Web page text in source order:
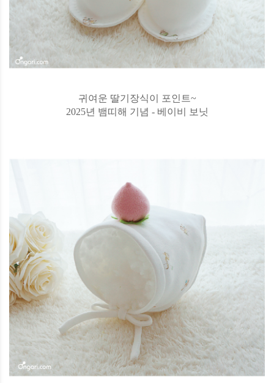
귀여운 딸기장식이 포인트~
2025년 뱀띠해 기념 - 베이비 보닛